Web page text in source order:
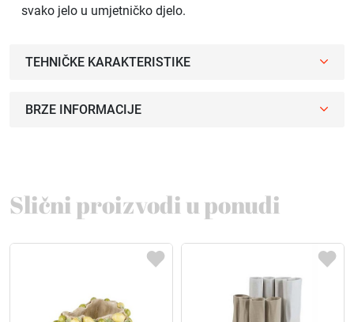
svako jelo u umjetničko djelo.
TEHNIČKE KARAKTERISTIKE
BRZE INFORMACIJE
Slični proizvodi u ponudi